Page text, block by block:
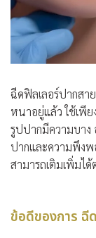
ฉีดฟิลเลอร์ปากสา
หนาอยู่แล้ว ใช้เพี
รูปปากมีความบาง
ปากและความพึงพ
สามารถเติมเพิ่มไ
ข้อดีของการ ฉี